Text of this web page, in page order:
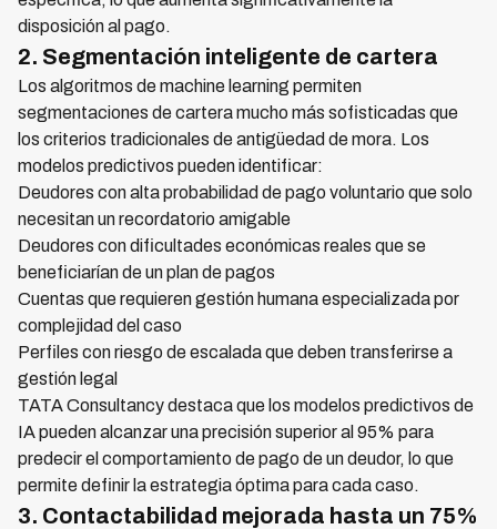
disposición al pago.
2. Segmentación inteligente de cartera
Los algoritmos de machine learning permiten
segmentaciones de cartera mucho más sofisticadas que
los criterios tradicionales de antigüedad de mora. Los
modelos predictivos pueden identificar:
Deudores con alta probabilidad de pago voluntario que solo
necesitan un recordatorio amigable
Deudores con dificultades económicas reales que se
beneficiarían de un plan de pagos
Cuentas que requieren gestión humana especializada por
complejidad del caso
Perfiles con riesgo de escalada que deben transferirse a
gestión legal
TATA Consultancy destaca que los modelos predictivos de
IA pueden alcanzar una precisión superior al 95% para
predecir el comportamiento de pago de un deudor, lo que
permite definir la estrategia óptima para cada caso.
3. Contactabilidad mejorada hasta un 75%